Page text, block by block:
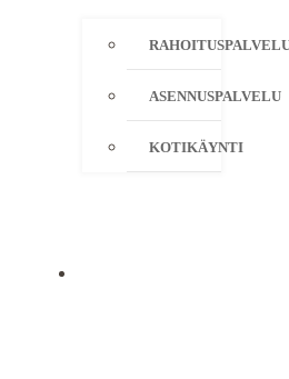
ASENNUSPALVELU
KOTIKÄYNTI